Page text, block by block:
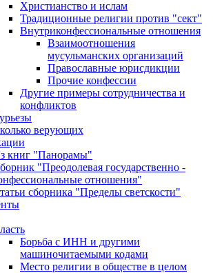
Христианство и ислам
Традиционные религии против "сект"
Внутриконфессиональные отношения
Взаимоотношения
мусульманских организаций
Православные юрисдикции
Прочие конфессии
Другие примеры сотрудничества и
конфликтов
верующих
книг "Панорамы"
"Преодолевая государственно -
отношения"
сборника "Пределы светскости"
Борьба с ИНН и другими
машиночитаемыми кодами
Место религии в обществе в целом